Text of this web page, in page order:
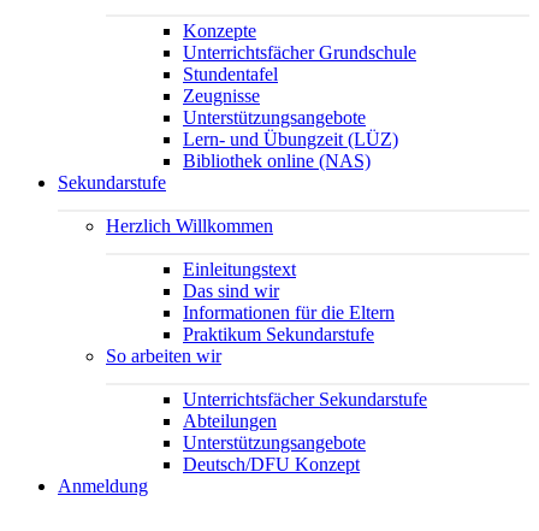
Konzepte
Unterrichtsfächer Grundschule
Stundentafel
Zeugnisse
Unterstützungsangebote
Lern- und Übungzeit (LÜZ)
Bibliothek online (NAS)
Sekundarstufe
Herzlich Willkommen
Einleitungstext
Das sind wir
Informationen für die Eltern
Praktikum Sekundarstufe
So arbeiten wir
Unterrichtsfächer Sekundarstufe
Abteilungen
Unterstützungsangebote
Deutsch/DFU Konzept
Anmeldung